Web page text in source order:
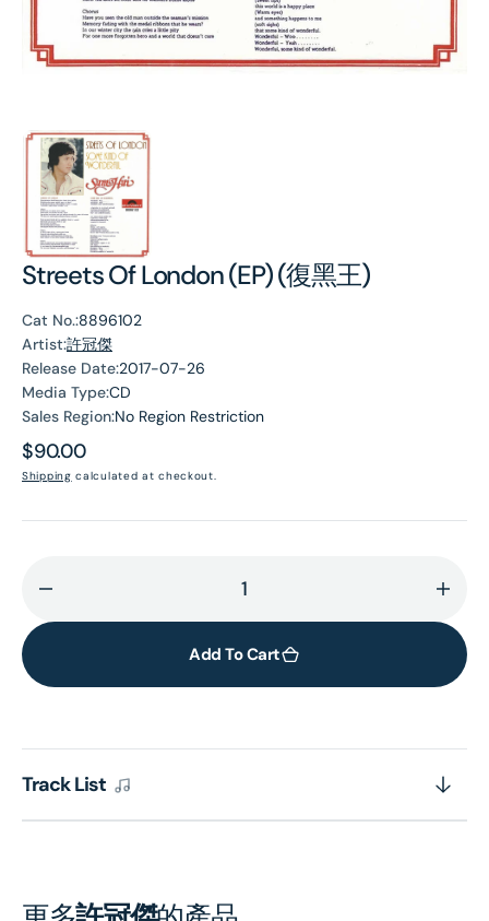
Streets Of London (EP) (復黑王)
Cat No.:8896102
Artist:許冠傑
Release Date:2017-07-26
Media Type:CD
Sales Region:No Region Restriction
Regular
price
$90.00
Shipping calculated at checkout.
quantity
Streets
(EP)
(復
for
(EP)
(復
Add To Cart
Track List